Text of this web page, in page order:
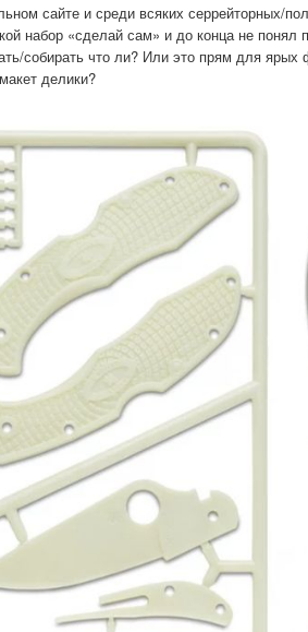
сайте и среди всяких серрейторных/
набор «сделай сам» и до конца не понял
собирать что ли? Или это прям для
делики?